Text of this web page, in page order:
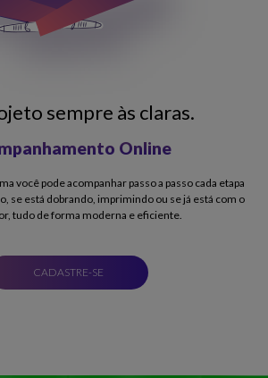
sempre às claras.
Online
você pode acompanhar passo a passo cada etapa
se está dobrando, imprimindo ou se já está com o
tudo de forma moderna e eficiente.
CADASTRE-SE